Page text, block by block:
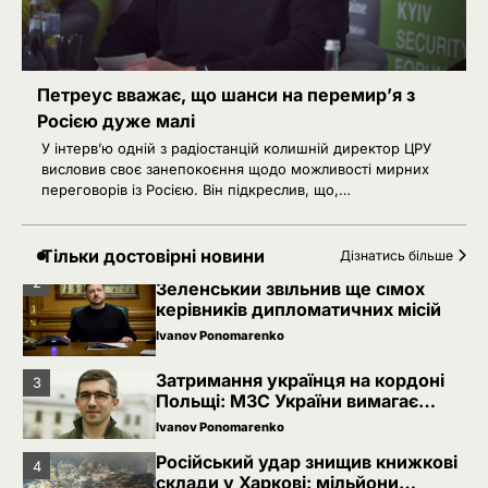
Петреус вважає, що шанси на перемир’я з
Росією дуже малі
У інтерв’ю одній з радіостанцій колишній директор ЦРУ
висловив своє занепокоєння щодо можливості мирних
переговорів із Росією. Він підкреслив, що,…
Тільки достовірні новини Дізнатись більше
4
склади у Харкові: мільйони
видань охопив вогонь
Ivanov Ponomarenko
5
Зеленський заявив про можливу
допомогу ОАЕ в Чорному морі
Ivanov Ponomarenko
Іран заявив про скасований удар
2
Зеленський звільнив ще сімох
керівників дипломатичних місій
Ivanov Ponomarenko
3
Затримання українця на кордоні
Польщі: МЗС України вимагає
консульського доступу
Ivanov Ponomarenko
4
Російський удар знищив книжкові
склади у Харкові: мільйони